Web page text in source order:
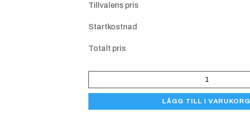
Tillvalens pris
Startkostnad
Totalt pris
H33LUX
LÄGG TILL I VARUKORG